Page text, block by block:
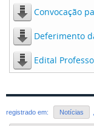
Convocação
Deferimento
Edital
registrado em: Notícias